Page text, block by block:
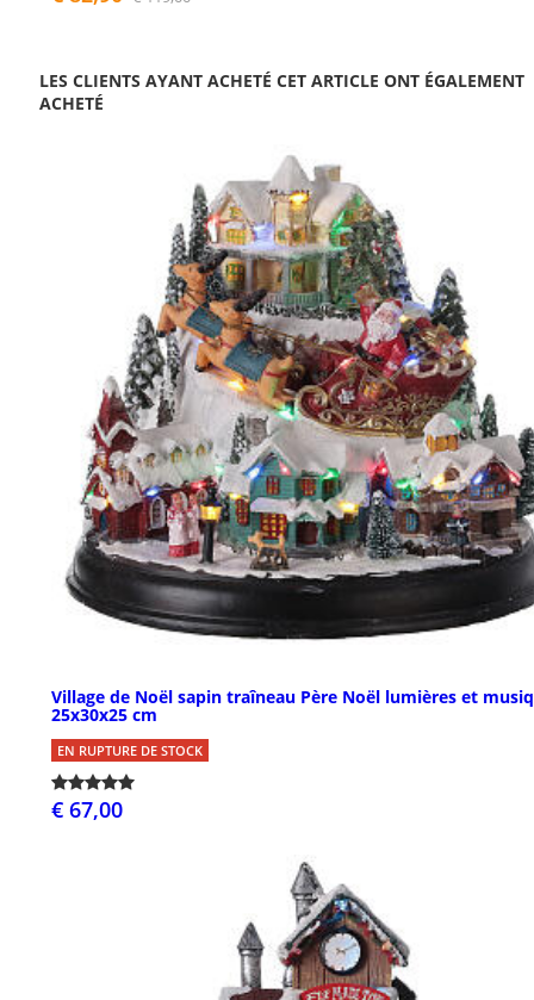
LES CLIENTS AYANT ACHETÉ CET ARTICLE ONT ÉGALEMENT
ACHETÉ
Village de Noël sapin traîneau Père Noël lumières et
25x30x25 cm
EN RUPTURE DE STOCK
€ 67,00